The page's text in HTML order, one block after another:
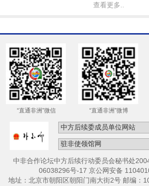
查看更多..
“直通非洲”微信 “直通非洲”微博
中非合作论坛中方后续行动委员会秘书处
06038296号-17 京公网安备
地址：北京市朝阳区朝阳门南大街2号 邮编：